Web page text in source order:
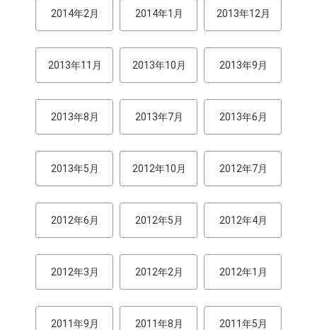
2014年2月 2014年1月 2013年12月
2013年11月 2013年10月 2013年9月
2013年8月 2013年7月 2013年6月
2013年5月 2012年10月 2012年7月
2012年6月 2012年5月 2012年4月
2012年3月 2012年2月 2012年1月
2011年9月 2011年8月 2011年5月